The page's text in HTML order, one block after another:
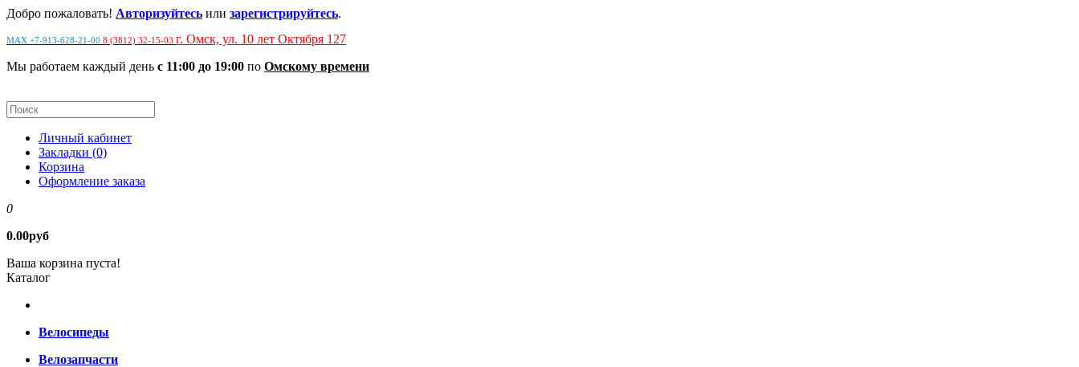
Добро пожаловать! Авторизуйтесь или зарегистрируйтесь.
MAX +7-913-628-21-00 8 (3812) 32-15-03 г. Омск, ул. 10 лет Октября 127
Мы работаем каждый день с 11:00 до 19:00 по Омскому времени
Личный кабинет
Закладки (0)
Корзина
Оформление заказа
0
0.00руб
Ваша корзина пуста!
Каталог
Велосипеды
Велозапчасти